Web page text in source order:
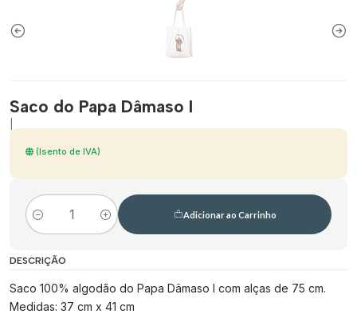
Saco do Papa Dâmaso I
(Isento de IVA)
Quantidade
Adicionar ao Carrinho
DESCRIÇÃO
Saco 100% algodão do Papa Dâmaso I com alças de 75 cm.
Medidas: 37 cm x 41 cm